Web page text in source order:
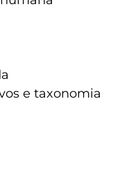
e taxonomia